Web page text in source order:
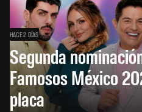
HACE 2 DÍAS
Segunda
Famosos México
placa